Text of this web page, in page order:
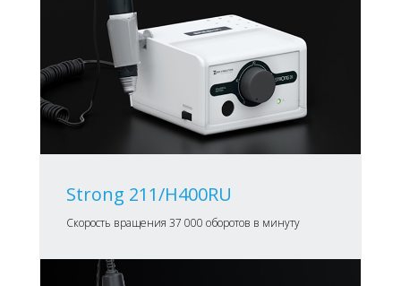
Strong 211/H400RU
Скорость вращения 37 000 оборотов в минуту